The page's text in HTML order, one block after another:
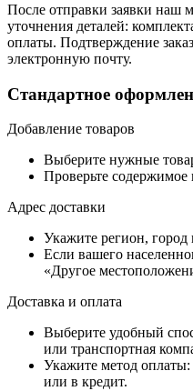
После отправки заявки наш
уточнения деталей:
оплаты. Подтверждение
электронную почту.
Стандартное
Добавление товаров
Выберите нужные
Проверьте
Адрес доставки
Укажите регион, город
Если вашего
«Другое
Доставка и оплата
Выберите удобный
или транспортная
Укажите метод
или в кредит.